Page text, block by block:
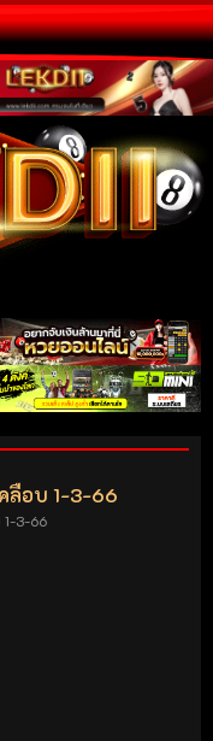
ลือบ 1-3-66
3-66